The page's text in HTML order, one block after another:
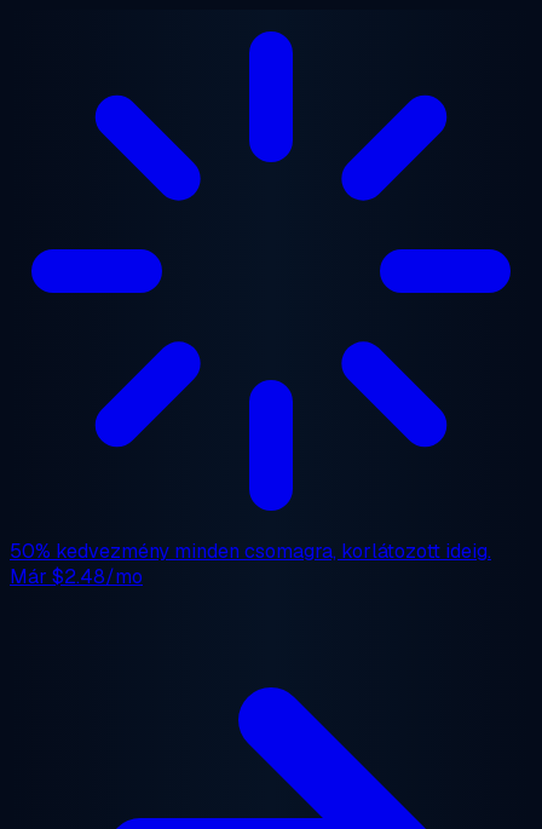
50% kedvezmény minden csomagra, korlátozott ideig.
Már $2.48/mo